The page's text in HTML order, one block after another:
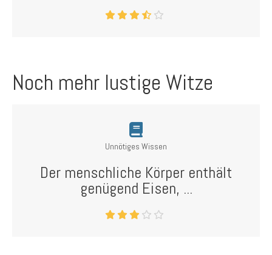
Noch mehr lustige Witze
Unnötiges Wissen
Der menschliche Körper enthält
genügend Eisen, ...